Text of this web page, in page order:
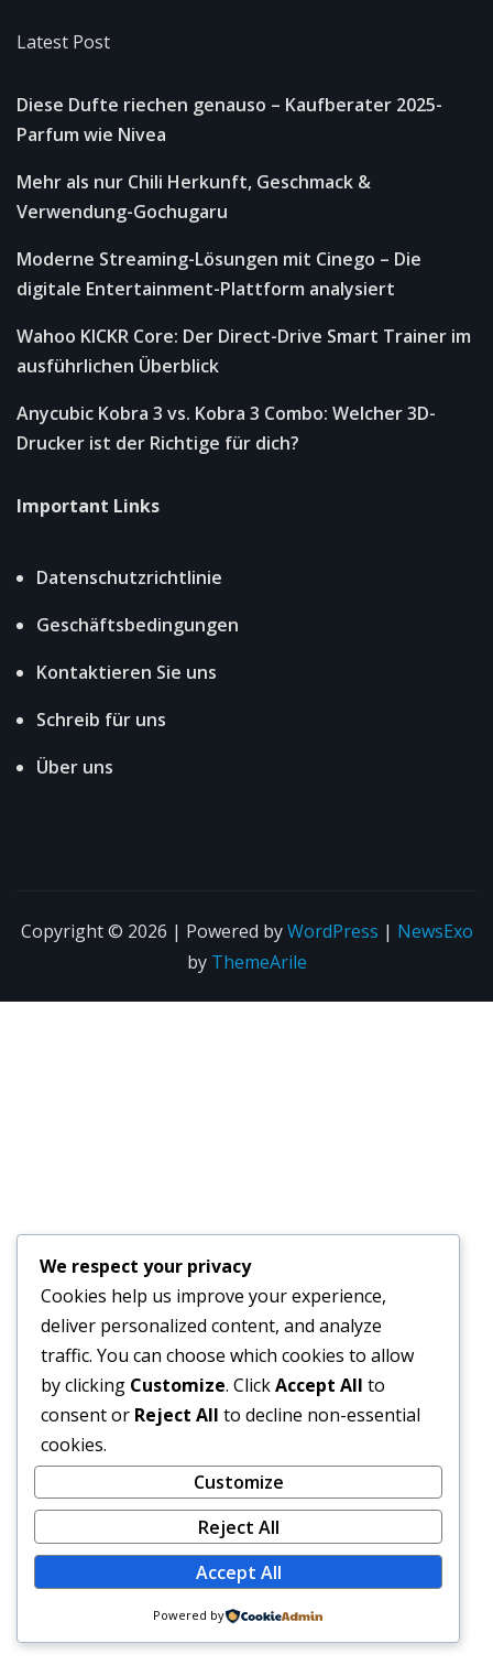
Latest Post
Diese Dufte riechen genauso – Kaufberater 2025-
Parfum wie Nivea
Mehr als nur Chili Herkunft, Geschmack &
Verwendung-Gochugaru
Moderne Streaming-Lösungen mit Cinego – Die
digitale Entertainment-Plattform analysiert
Wahoo KICKR Core: Der Direct-Drive Smart Trainer im
ausführlichen Überblick
Anycubic Kobra 3 vs. Kobra 3 Combo: Welcher 3D-
Drucker ist der Richtige für dich?
Important Links
Datenschutzrichtlinie
Geschäftsbedingungen
Kontaktieren Sie uns
Schreib für uns
Über uns
Copyright © 2026 | Powered byWordPress | NewsExo
by ThemeArile
We respect your privacy
Cookies help us improve your experience,
deliver personalized content, and analyze
traffic. You can choose which cookies to allow
by clicking Customize. ClickAccept All to
consent or Reject All to decline non-essential
cookies.
Customize
Reject All
Accept All
Powered by